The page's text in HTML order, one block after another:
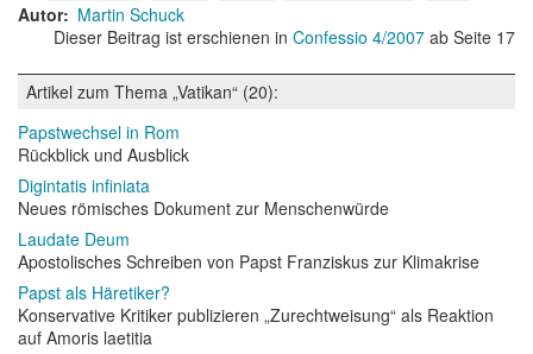
Autor
Martin Schuck
Dieser Beitrag ist erschienen in Confessio 4/2007 ab Seite 17
Artikel zum Thema „Vatikan“ (20):
Papstwechsel in Rom
Rückblick und Ausblick
Digintatis infiniata
Neues römisches Dokument zur Menschenwürde
Laudate Deum
Apostolisches Schreiben von Papst Franziskus zur Klimakrise
Papst als Häretiker?
Konservative Kritiker publizieren „Zurechtweisung“ als Reaktion
auf Amoris laetitia